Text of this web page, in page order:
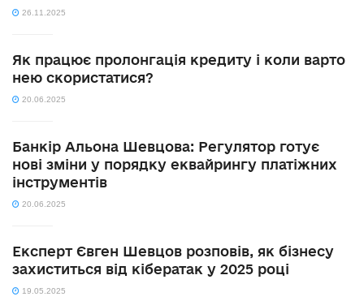
26.11.2025
Як працює пролонгація кредиту і коли варто
нею скористатися?
20.06.2025
Банкір Альона Шевцова: Регулятор готує
нові зміни у порядку еквайрингу платіжних
інструментів
20.06.2025
Експерт Євген Шевцов розповів, як бізнесу
захиститься від кібератак у 2025 році
19.05.2025